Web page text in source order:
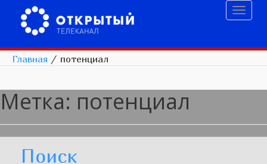
Главная / потенциал
Метка: потенциал
Поиск